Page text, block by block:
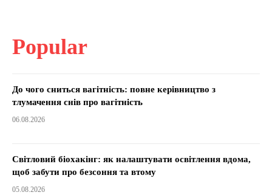
Popular
До чого сниться вагітність: повне керівництво з
тлумачення снів про вагітність
06.08.2026
Світловий біохакінг: як налаштувати освітлення вдома,
щоб забути про безсоння та втому
05.08.2026